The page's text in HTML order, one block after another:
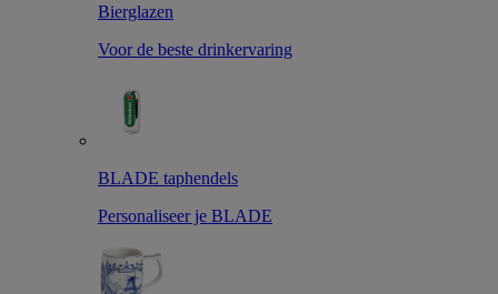
Bierglazen
Voor de beste drinkervaring
BLADE taphendels
Personaliseer je BLADE